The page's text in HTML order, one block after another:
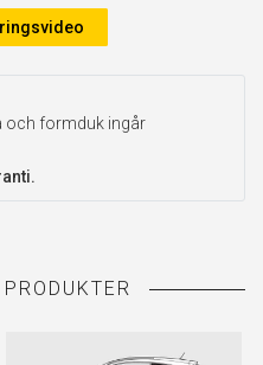
och formduk ingår